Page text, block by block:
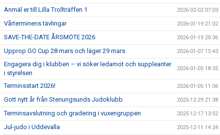
Anmäl er till Lilla Trollträffen 1 2026-02-02 07:03
Vårterminens tävlingar 2026-01-19 21:02
SAVE-THE-DATE ÅRSMÖTE 2026 2026-01-19 20:36
Upprop GO Cup 28 mars och läger 29 mars 2026-01-07 15:43
Engagera dig i klubben – vi söker ledamot och suppleanter
i styrelsen
2026-01-05 18:35
Terminsstart 2026! 2026-01-05 11:06
Gott nytt år från Stenungsunds Judoklubb 2025-12-29 21:38
Terminsavslutning och gradering i vuxengruppen 2025-12-17 13:52
Jul-judo i Uddevalla 2025-12-11 14:24